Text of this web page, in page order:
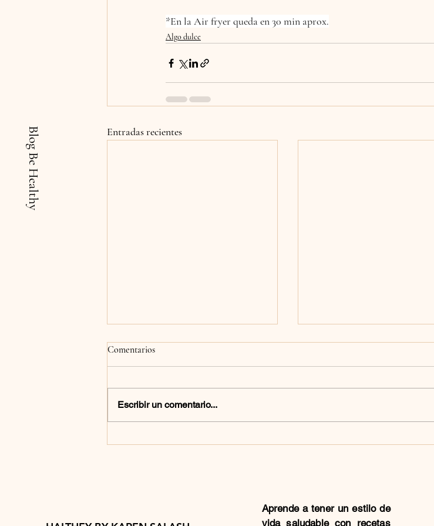
Blog Be Healthy
*En la Air fryer queda en 30 min aprox.
Algo dulce
Entradas recientes
PANQUÉ DE PLÁTANO
Comentarios
Escribir un comentario...
Aprende a tener un estilo de
vida saludable con recetas